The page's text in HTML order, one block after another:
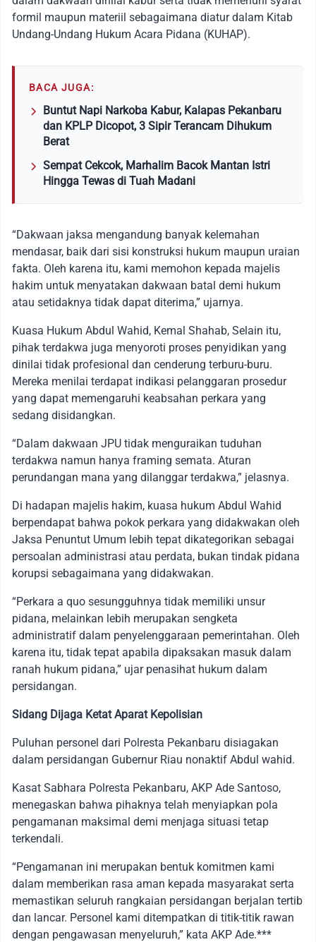
formil maupun materiil sebagaimana diatur dalam Kitab
Undang-Undang Hukum Acara Pidana (KUHAP).
BACA JUGA:
Buntut Napi Narkoba Kabur, Kalapas Pekanbaru
dan KPLP Dicopot, 3 Sipir Terancam Dihukum
Berat
Sempat Cekcok, Marhalim Bacok Mantan Istri
Hingga Tewas di Tuah Madani
“Dakwaan jaksa mengandung banyak kelemahan
mendasar, baik dari sisi konstruksi hukum maupun uraian
fakta. Oleh karena itu, kami memohon kepada majelis
hakim untuk menyatakan dakwaan batal demi hukum
atau setidaknya tidak dapat diterima,” ujarnya.
Kuasa Hukum Abdul Wahid, Kemal Shahab, Selain itu,
pihak terdakwa juga menyoroti proses penyidikan yang
dinilai tidak profesional dan cenderung terburu-buru.
Mereka menilai terdapat indikasi pelanggaran prosedur
yang dapat memengaruhi keabsahan perkara yang
sedang disidangkan.
“Dalam dakwaan JPU tidak menguraikan tuduhan
terdakwa namun hanya framing semata. Aturan
perundangan mana yang dilanggar terdakwa,” jelasnya.
Di hadapan majelis hakim, kuasa hukum Abdul Wahid
berpendapat bahwa pokok perkara yang didakwakan oleh
Jaksa Penuntut Umum lebih tepat dikategorikan sebagai
persoalan administrasi atau perdata, bukan tindak pidana
korupsi sebagaimana yang didakwakan.
“Perkara a quo sesungguhnya tidak memiliki unsur
pidana, melainkan lebih merupakan sengketa
administratif dalam penyelenggaraan pemerintahan. Oleh
karena itu, tidak tepat apabila dipaksakan masuk dalam
ranah hukum pidana,” ujar penasihat hukum dalam
persidangan.
Sidang Dijaga Ketat Aparat Kepolisian
Puluhan personel dari Polresta Pekanbaru disiagakan
dalam persidangan Gubernur Riau nonaktif Abdul wahid.
Kasat Sabhara Polresta Pekanbaru, AKP Ade Santoso,
menegaskan bahwa pihaknya telah menyiapkan pola
pengamanan maksimal demi menjaga situasi tetap
terkendali.
“Pengamanan ini merupakan bentuk komitmen kami
dalam memberikan rasa aman kepada masyarakat serta
memastikan seluruh rangkaian persidangan berjalan tertib
dan lancar. Personel kami ditempatkan di titik-titik rawan
dengan pengawasan menyeluruh,” kata AKP Ade.***